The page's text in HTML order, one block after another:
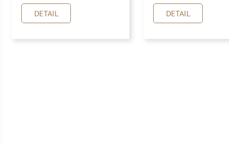
5
hviezdičiek.
DETAIL
5
hviezdičiek.
DETAIL